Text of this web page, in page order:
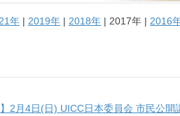
年 | 2019年 | 2018年 | 2017年 | 2016
】2月4日(日) UICC日本委員会 市民公